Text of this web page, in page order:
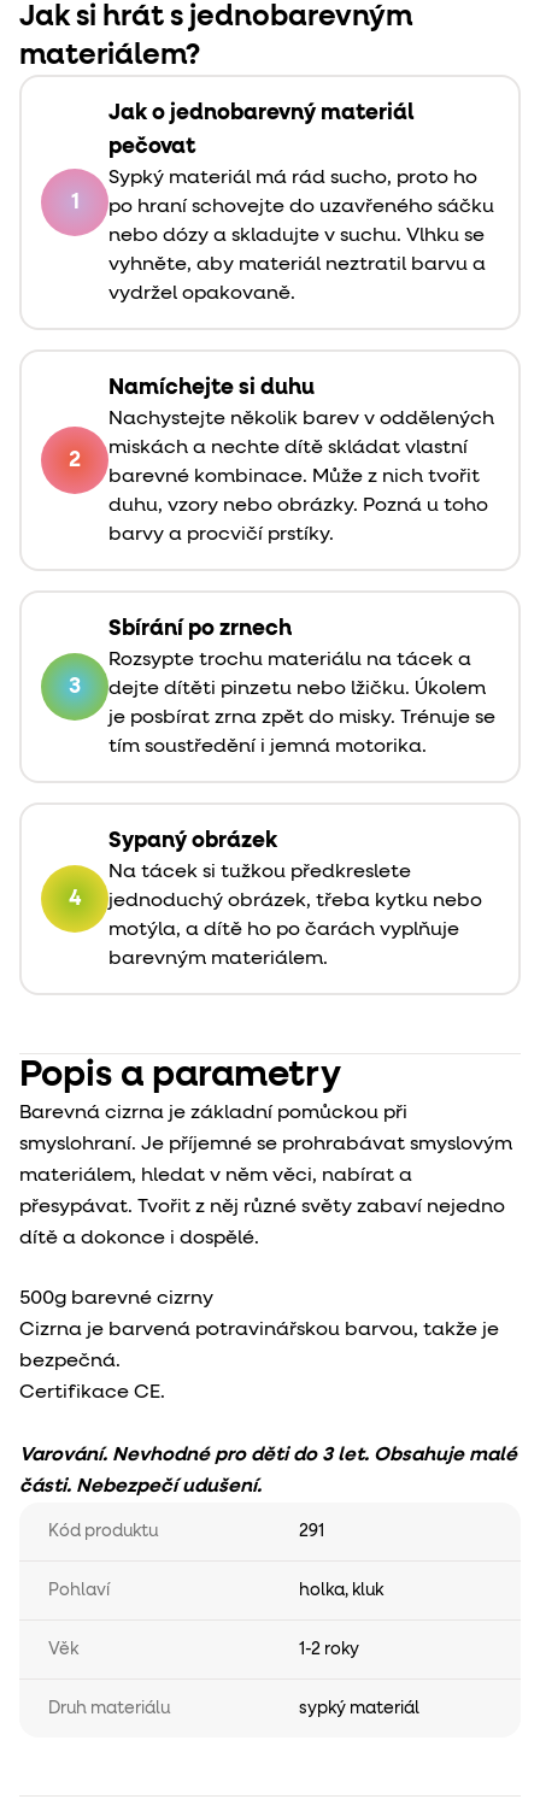
Jak si hrát s jednobarevným
materiálem?
1
Jak o jednobarevný materiál
pečovat
Sypký materiál má rád sucho, proto ho
po hraní schovejte do uzavřeného sáčku
nebo dózy a skladujte v suchu. Vlhku se
vyhněte, aby materiál neztratil barvu a
vydržel opakovaně.
2
Namíchejte si duhu
Nachystejte několik barev v oddělených
miskách a nechte dítě skládat vlastní
barevné kombinace. Může z nich tvořit
duhu, vzory nebo obrázky. Pozná u toho
barvy a procvičí prstíky.
3
Sbírání po zrnech
Rozsypte trochu materiálu na tácek a
dejte dítěti pinzetu nebo lžičku. Úkolem
je posbírat zrna zpět do misky. Trénuje se
tím soustředění i jemná motorika.
4
Sypaný obrázek
Na tácek si tužkou předkreslete
jednoduchý obrázek, třeba kytku nebo
motýla, a dítě ho po čarách vyplňuje
barevným materiálem.
Popis a parametry
Barevná cizrna je základní pomůckou při
smyslohraní. Je příjemné se prohrabávat smyslovým
materiálem, hledat v něm věci, nabírat a
přesypávat. Tvořit z něj různé světy zabaví nejedno
dítě a dokonce i dospělé.
500g barevné cizrny
Cizrna je barvená potravinářskou barvou, takže je
bezpečná.
Certifikace CE.
Varování. Nevhodné pro děti do 3 let. Obsahuje malé
části. Nebezpečí udušení.
Kód produktu 291
Pohlaví holka, kluk
Věk 1-2 roky
Druh materiálu sypký materiál